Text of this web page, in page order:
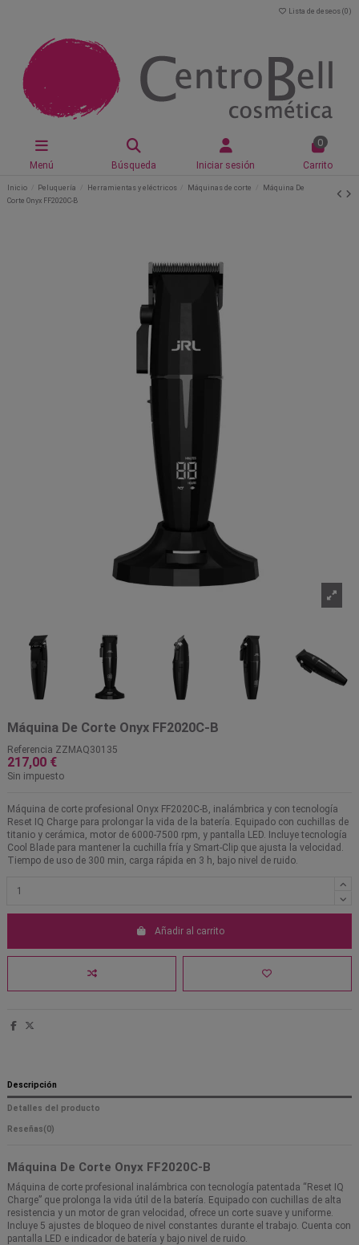
Lista de deseos (0 )
Menú Búsqueda Iniciar sesión
0
Carrito
Inicio Peluquería Herramientas y eléctricos Máquinas de corte
Máquina De
Corte Onyx FF2020C-B
Máquina De Corte Onyx FF2020C-B
Referencia ZZMAQ30135
217,00 €
Sin impuesto
Máquina de corte profesional Onyx FF2020C-B, inalámbrica y con tecnología
Reset IQ Charge para prolongar la vida de la batería. Equipado con cuchillas de
titanio y cerámica, motor de 6000-7500 rpm, y pantalla LED. Incluye tecnología
Cool Blade para mantener la cuchilla fría y Smart-Clip que ajusta la velocidad.
Tiempo de uso de 300 min, carga rápida en 3 h, bajo nivel de ruido.
Añadir al carrito
Descripción
Detalles del producto
Reseñas(0)
Máquina De Corte Onyx FF2020C-B
Máquina de corte profesional inalámbrica con tecnología patentada “Reset IQ
Charge” que prolonga la vida útil de la batería. Equipado con cuchillas de alta
resistencia y un motor de gran velocidad, ofrece un corte suave y uniforme.
Incluye 5 ajustes de bloqueo de nivel constantes durante el trabajo. Cuenta con
pantalla LED e indicador de batería y bajo nivel de ruido.